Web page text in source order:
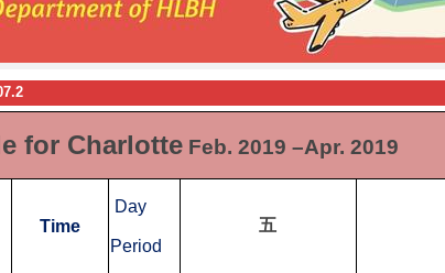
for CharlotteFeb. 2019 –Apr. 2019
Time
Day
Period
五